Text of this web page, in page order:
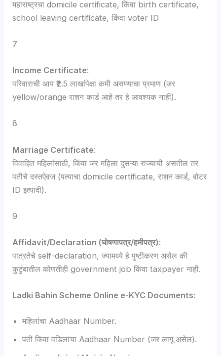
महाराष्ट्रचा domicile certificate, किंवा birth certificate,
school leaving certificate, किंवा voter ID
7
Income Certificate:
परिवाराची आय ₹2.5 लाखांपेक्षा कमी असण्याचा प्रमाण (जर
yellow/orange राशन कार्ड आहे तर हे आवश्यक नाही).
8
Marriage Certificate:
विवाहित महिलांसाठी, किंवा जर महिला दुसऱ्या राज्याची असतील तर
पतीचे दस्तऐवज (पत्याचा domicile certificate, राशन कार्ड, वोटर
ID इत्यादी).
9
Affidavit/Declaration (घोषणापत्र/हमीपत्र):
पात्रतेचे self-declaration, ज्यामध्ये हे पुष्टीकरण असेल की
कुटुंबातील कोणतीही government job किंवा taxpayer नाही.
Ladki Bahin Scheme Online e-KYC Documents:
महिलांचा Aadhaar Number.
पती किंवा वडिलांचा Aadhaar Number (जर लागू असेल).